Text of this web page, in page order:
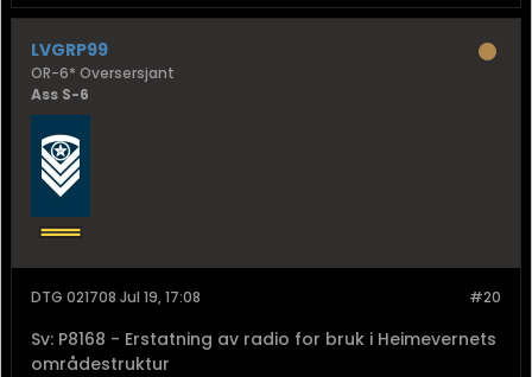
LVGRP99
OR-6* Oversersjant
Ass S-6
#20
DTG 021708 Jul 19, 17:08
Sv: P8168 - Erstatning av radio for bruk i Heimevernets
områdestruktur